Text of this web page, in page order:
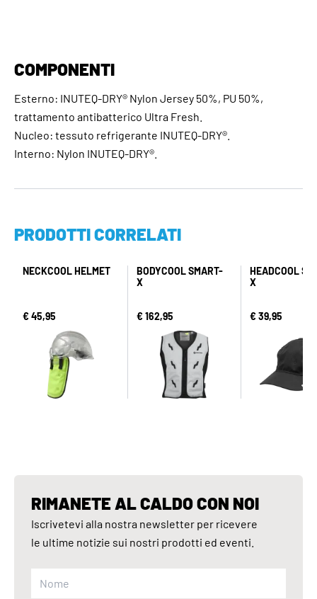
COMPONENTI
Esterno: INUTEQ-DRY® Nylon Jersey 50%, PU 50%,
trattamento antibatterico Ultra Fresh.
Nucleo: tessuto refrigerante INUTEQ-DRY®.
Interno: Nylon INUTEQ-DRY®.
PRODOTTI CORRELATI
NECKCOOL HELMET
€ 45,95
BODYCOOL SMART-
X
€ 162,95
HEADCOOL
X
€ 39,95
RIMANETE AL CALDO CON NOI
Iscrivetevi alla nostra newsletter per ricevere
le ultime notizie sui nostri prodotti ed eventi.